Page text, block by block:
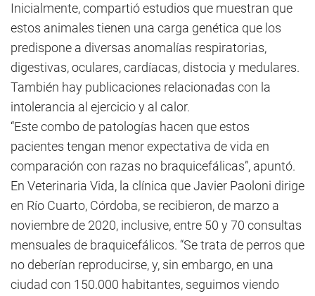
Inicialmente, compartió estudios que muestran que
estos animales tienen una carga genética que los
predispone a diversas anomalías respiratorias,
digestivas, oculares, cardíacas, distocia y medulares.
También hay publicaciones relacionadas con la
intolerancia al ejercicio y al calor.
“Este combo de patologías hacen que estos
pacientes tengan menor expectativa de vida en
comparación con razas no braquicefálicas”, apuntó.
En Veterinaria Vida, la clínica que Javier Paoloni dirige
en Río Cuarto, Córdoba, se recibieron, de marzo a
noviembre de 2020, inclusive, entre 50 y 70 consultas
mensuales de braquicefálicos. “Se trata de perros que
no deberían reproducirse, y, sin embargo, en una
ciudad con 150.000 habitantes, seguimos viendo